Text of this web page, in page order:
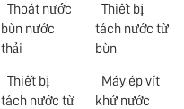
Thoát nước
bùn nước
thải
Thiết bị
tách nước từ
bùn
Thiết bị
tách nước từ
Máy ép vít
khử nước